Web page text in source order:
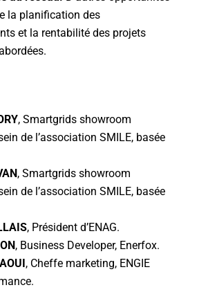
la planification des
et la rentabilité des projets
, Smartgrids showroom
de l’association SMILE, basée
, Smartgrids showroom
de l’association SMILE, basée
, Président d’ENAG.
, Business Developer, Enerfox.
, Cheffe marketing, ENGIE